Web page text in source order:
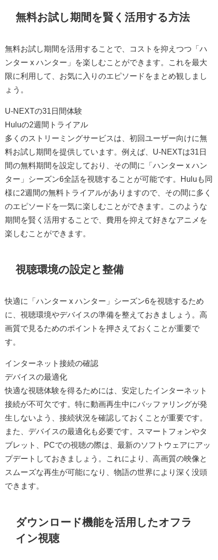
無料お試し期間を賢く活用する方法
無料お試し期間を活用することで、コストを抑えつつ「ハ
ンター x ハンター」を楽しむことができます。これを最大
限に利用して、お気に入りのエピソードをまとめ観しまし
ょう。
U-NEXTの31日間体験
Huluの2週間トライアル
多くのストリーミングサービスは、初回ユーザー向けに無
料お試し期間を提供しています。例えば、U-NEXTは31日
間の無料期間を設定しており、その間に「ハンター x ハン
ター」シーズン6全話を視聴することが可能です。Huluも同
様に2週間の無料トライアルがありますので、その間に多く
のエピソードを一気に楽しむことができます。このような
期間を賢く活用することで、費用を抑えて好きなアニメを
楽しむことができます。
視聴環境の設定と整備
快適に「ハンター x ハンター」シーズン6を視聴するため
に、視聴環境やデバイスの準備を整えておきましょう。高
画質で見るためのポイントを押さえておくことが重要で
す。
インターネット接続の確認
デバイスの最適化
快適な視聴体験を得るためには、安定したインターネット
接続が不可欠です。特に動画再生中にバッファリングが発
生しないよう、接続状況を確認しておくことが重要です。
また、デバイスの最適化も必要です。スマートフォンやタ
ブレット、PCでの視聴の際は、最新のソフトウェアにアッ
プデートしておきましょう。これにより、高画質の映像と
スムーズな再生が可能になり、物語の世界により深く没頭
できます。
ダウンロード機能を活用したオフラ
イン視聴